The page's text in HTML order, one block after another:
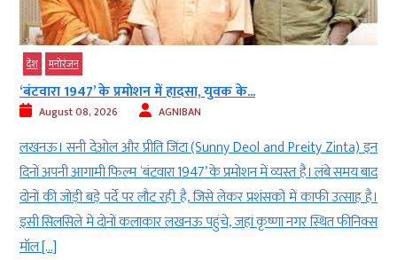
देश मनोरंजन
‘बंटवारा 1947’ के प्रमोशन में हादसा, युवक के...
August 08, 2026 AGNIBAN
लखनऊ। सनी देओल और प्रीति जिंटा (Sunny Deol and Preity Zinta) इन
दिनों अपनी आगामी फिल्म ‘बंटवारा 1947’ के प्रमोशन में व्यस्त हैं। लंबे समय बाद
दोनों की जोड़ी बड़े पर्दे पर लौट रही है, जिसे लेकर प्रशंसकों में काफी उत्साह है।
इसी सिलसिले में दोनों कलाकार लखनऊ पहुंचे, जहां कृष्णा नगर स्थित फीनिक्स
मॉल […]